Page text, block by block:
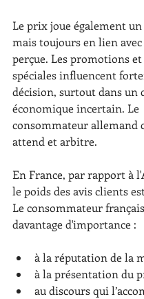
Le prix joue également
mais toujours en lien
perçue. Les promotions
spéciales influencent
décision, surtout dans un
économique incertain. Le
consommateur allemand
attend et arbitre.
En France, par rapport à
le poids des avis clients
Le consommateur
davantage d'importance :
à la réputation de la
à la présentation du
au discours qui